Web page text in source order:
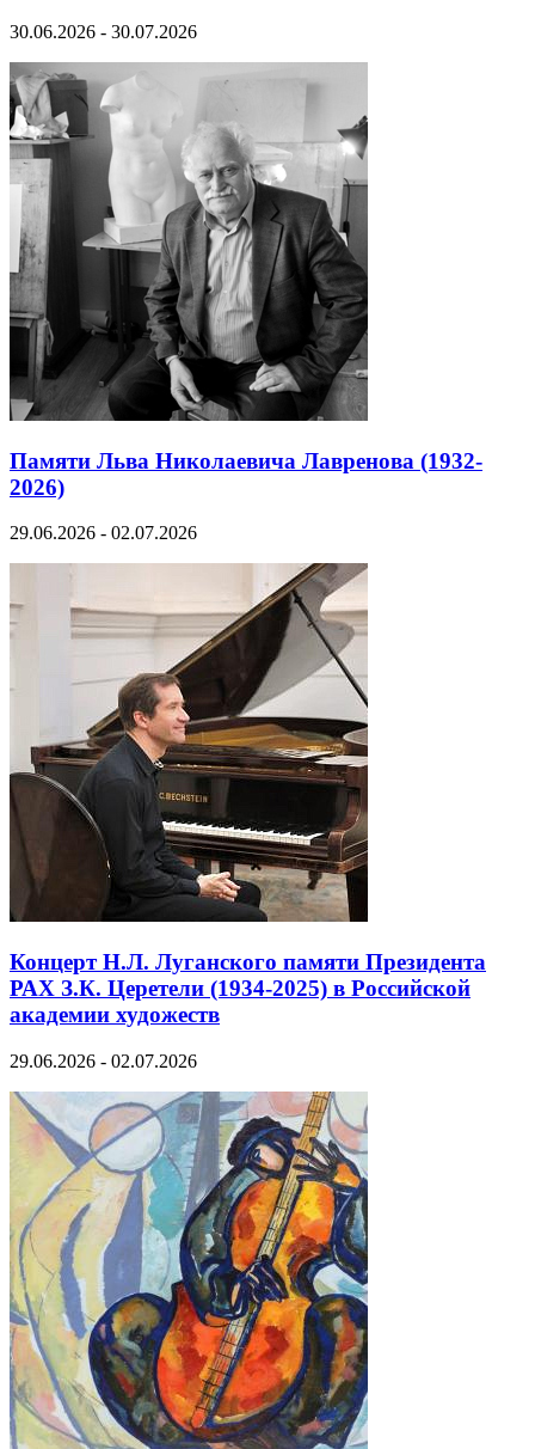
30.06.2026 - 30.07.2026
Памяти Льва Николаевича Лавренова (1932-
2026)
29.06.2026 - 02.07.2026
Концерт Н.Л. Луганского памяти Президента
РАХ З.К. Церетели (1934-2025) в Российской
академии художеств
29.06.2026 - 02.07.2026